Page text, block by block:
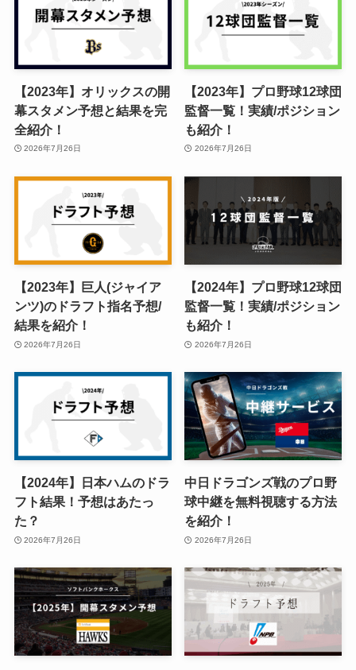
【2023年】オリックスの開
幕スタメン予想と結果を完
全紹介！
2026年7月26日
【2023年】プロ野球12球団
監督一覧！実績/ポジション
も紹介！
2026年7月26日
【2023年】巨人(ジャイア
ンツ)のドラフト指名予想/
結果を紹介！
2026年7月26日
【2024年】プロ野球12球団
監督一覧！実績/ポジション
も紹介！
2026年7月26日
【2024年】日本ハムのドラ
フト結果！予想はあたっ
た？
2026年7月26日
中日ドラゴンズ戦のプロ野
球中継を無料視聴する方法
を紹介！
2026年7月26日